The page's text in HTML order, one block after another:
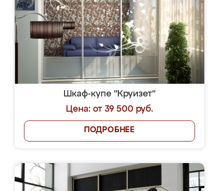
Шкаф-купе "Круизет"
Цена: от 39 500 руб.
ПОДРОБНЕЕ